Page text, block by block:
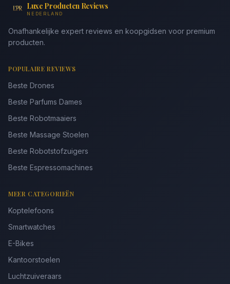
Luxe Producten Reviews
NEDERLAND
Onafhankelijke expert reviews en koopgidsen voor premium
producten.
POPULAIRE REVIEWS
Beste Drones
Beste Parfums Dames
Beste Robotmaaiers
Beste Massage Stoelen
Beste Robotstofzuigers
Beste Espressomachines
MEER CATEGORIEËN
Koptelefoons
Smartwatches
E-Bikes
Kantoorstoelen
Luchtzuiveraars